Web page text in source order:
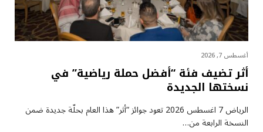
أغسطس 7, 2026
أثر تضيف فئة “أفضل حملة رياضية” في
نسختها الجديدة
الرياض 7 اغسطس 2026 تعود جوائز “أثر” هذا العام بحلّة جديدة ضمن
النسخة الرابعة من…